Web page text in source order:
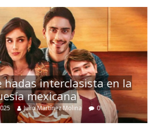
hadas interclasista en la
mexicana
Julio Martínez Molina 0